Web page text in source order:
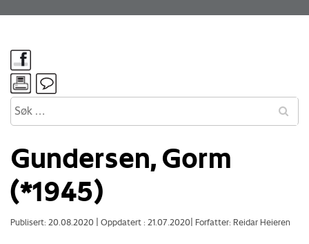
Gundersen, Gorm
(*1945)
Publisert: 20.08.2020 Oppdatert : 21.07.2020 Forfatter: Reidar Heieren